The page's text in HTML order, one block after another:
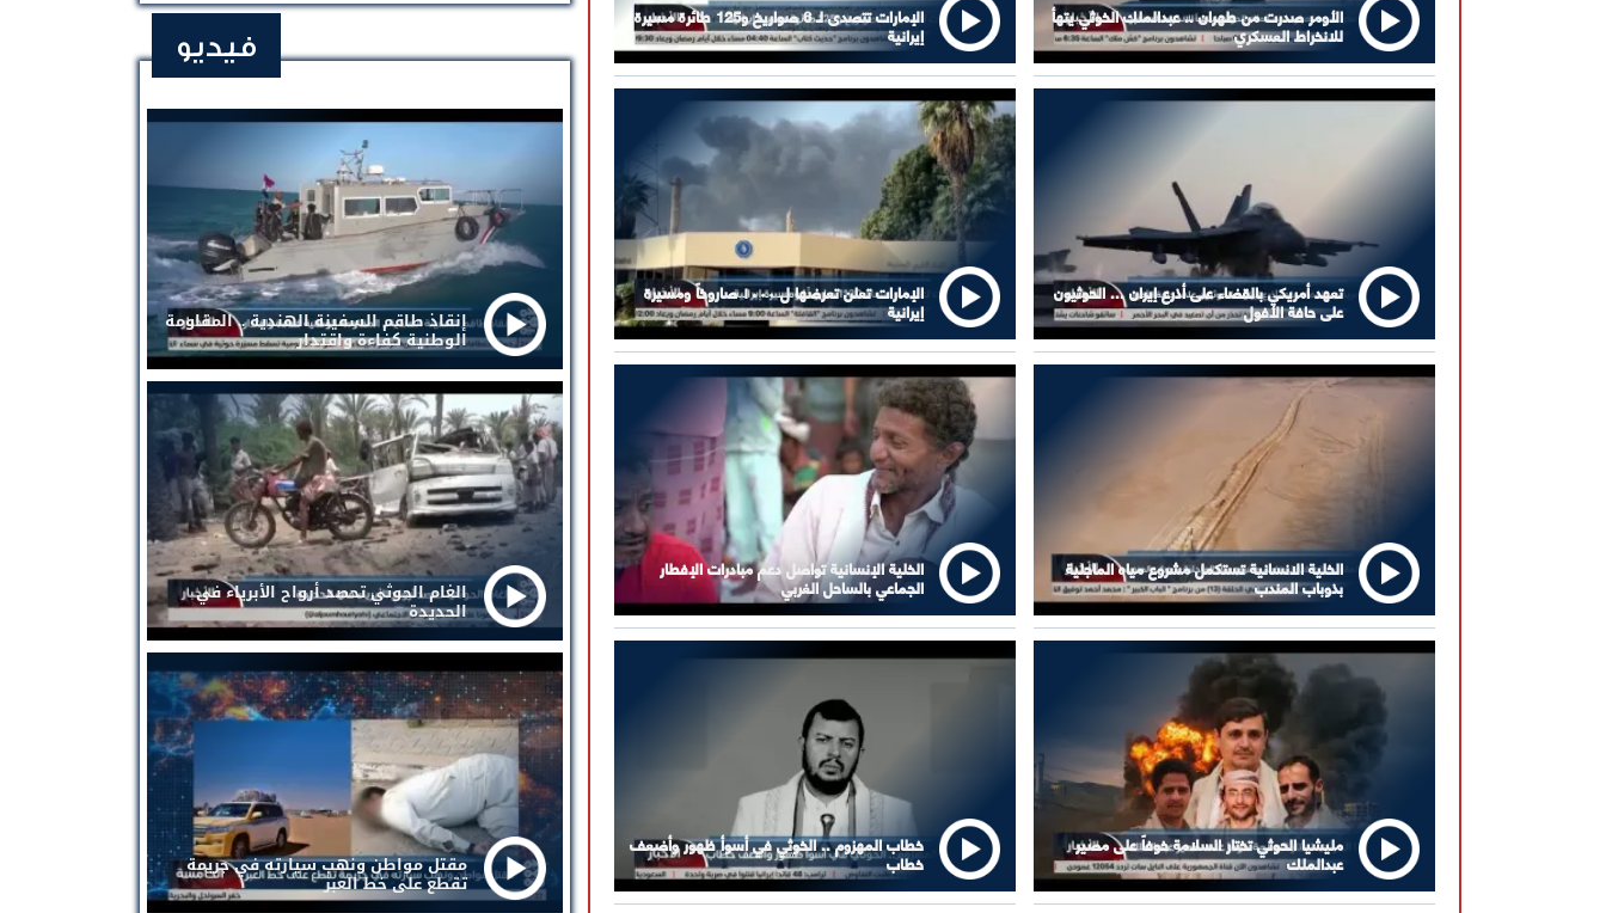
الأومر صدرت من طهران .. عبدالملك الخوثي يتهأ
للانخراط العسكري
الإمارات تتصدى لـ 6 صواريخ و125 طائرة مسيرة
إيرانية
تعهد أمريكي بالقضاء على أذرع إيران ... الحوثيون
على حافة الأفول
الإمارات تعلن تعرضها ل ١٠٠٠ صاروخاً ومسيرة
إيرانية
الخلية الانسانية تستكمل مشروع مياه الماجلية
بذوباب المندب
الخلية الإنسانية تواصل دعم مبادرات الإفطار
الجماعي بالساحل الغربي
مليشيا الحوثي تختار السلامة خوفاً على مصير
عبدالملك
خطاب المهزوم .. الخوثي في أسوأ ظهور وأضعف
خطاب
فيديو
إنقاذ طاقم السفينة الهندية .. المقاومة
الوطنية كفاءة واقتدار
الغام الحوثي تحصد أرواح الأبرياء في
الحديدة
مقتل مواطن ونهب سيارته في جريمة
تقطع على خط العبر